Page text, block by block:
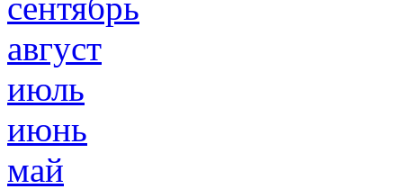
август
июль
июнь
май